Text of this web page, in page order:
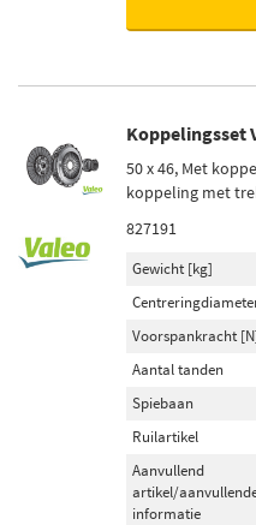
Koppelingsset
50 x 46, Met
koppeling met
827191
Gewicht [kg]
Voorspankracht
Aantal tanden
Spiebaan
Ruilartikel
Aanvullend
artikel/
informatie